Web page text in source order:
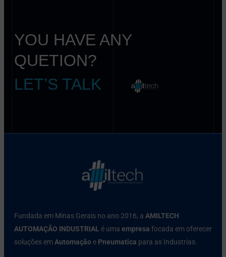
YOU HAVE ANY
QUETION?
LET’S TALK
Fundada em Minas Gerais no ano 2016, a AMILTECH
AUTOMAÇÃO INDUSTRIAL é uma empresa focada em oferecer
soluções em Automação e Pneumatica para as Industrias.